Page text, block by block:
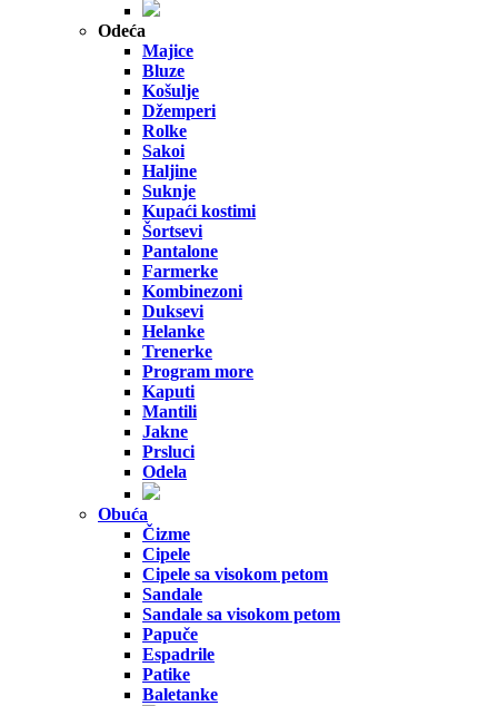
Odeća
Majice
Bluze
Košulje
Džemperi
Rolke
Sakoi
Haljine
Suknje
Kupaći kostimi
Šortsevi
Pantalone
Farmerke
Kombinezoni
Duksevi
Helanke
Trenerke
Program more
Kaputi
Mantili
Jakne
Prsluci
Odela
Obuća
Čizme
Cipele
Cipele sa visokom petom
Sandale
Sandale sa visokom petom
Papuče
Espadrile
Patike
Baletanke